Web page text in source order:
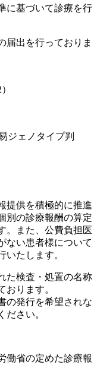
に基づいて診療を行
届出を行っておりま
ジェノタイプ判
提供を積極的に推進
別の診療報酬の算定
。また、公費負担医
ない患者様について
いたします。
た検査・処置の名称
ります。
の発行を希望されな
ださい。
働省の定めた診療報